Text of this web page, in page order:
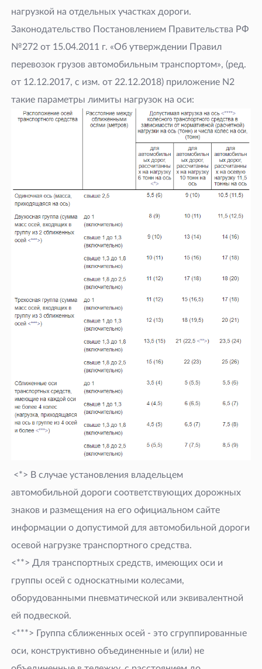
нагрузкой на отдельных участках дороги.
Законодательство Постановлением Правительства РФ
№272 от 15.04.2011 г. «Об утверждении Правил
перевозок грузов автомобильным транспортом», (ред.
от 12.12.2017, с изм. от 22.12.2018) приложение N2
такие параметры лимиты нагрузок на оси:
<*> В случае установления владельцем
автомобильной дороги соответствующих дорожных
знаков и размещения на его официальном сайте
информации о допустимой для автомобильной дороги
осевой нагрузке транспортного средства.
<**> Для транспортных средств, имеющих оси и
группы осей с односкатными колесами,
оборудованными пневматической или эквивалентной
ей подвеской.
<***> Группа сближенных осей - это сгруппированные
оси, конструктивно объединенные и (или) не